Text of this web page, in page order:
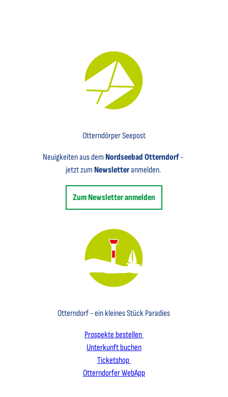
Otterndörper Seepost
Neuigkeiten aus demNordseebad Otterndorf-
jetzt zum Newsletteranmelden.
Zum Newsletter anmelden
Otterndorf - ein kleines Stück Paradies
Prospekte bestellen
Unterkunft buchen
Ticketshop
Otterndorfer WebApp